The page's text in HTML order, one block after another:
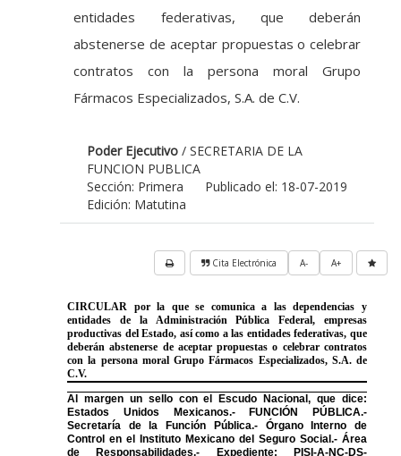
entidades federativas, que deberán
abstenerse de aceptar propuestas o celebrar
contratos con la persona moral Grupo
Fármacos Especializados, S.A. de C.V.
Poder Ejecutivo / SECRETARIA DE LA
FUNCION PUBLICA
Publicado el: 18-07-2019
Sección: Primera
Edición: Matutina
A+
A-
Cita Electrónica